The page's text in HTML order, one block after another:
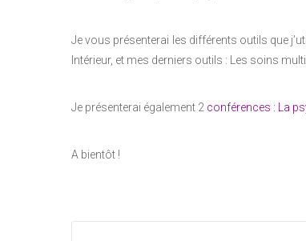
Je vous présenterai les différents outils que
Intérieur, et mes derniers outils : Les soins
Je présenterai également 2 conférences : La
A bientôt !